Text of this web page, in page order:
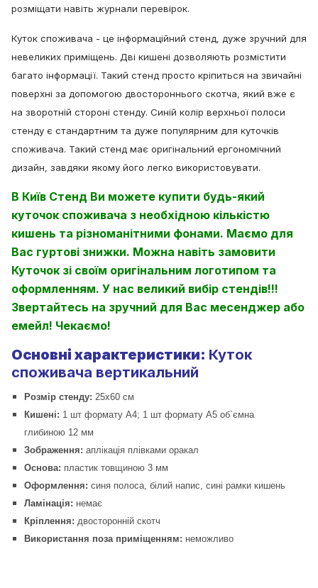
розміщати навіть журнали перевірок.
Куток споживача - це інформаційний стенд, дуже зручний для
невеликих приміщень. Дві кишені дозволяють розмістити
багато інформації. Такий стенд просто кріпиться на звичайні
поверхні за допомогою двостороннього скотча, який вже є
на зворотній стороні стенду. Синій колір верхньої полоси
стенду є стандартним та дуже популярним для куточків
споживача. Такий стенд має оригінальний ергономічний
дизайн, завдяки якому його легко використовувати.
В Київ Стенд Ви можете купити будь-який
куточок споживача з необхідною кількістю
кишень та різноманітними фонами. Маємо для
Вас гуртові знижки. Можна навіть замовити
Куточок зі своїм оригінальним логотипом та
оформленням. У нас великий вибір стендів!!!
Звертайтесь на зручний для Вас месенджер або
емейл! Чекаємо!
Основні характеристики: Куток
споживача вертикальний
Розмір стенду: 25х60 см
Кишені: 1 шт формату А4; 1 шт формату А5 об`ємна
глибиною 12 мм
Зображення: аплікація плівками оракал
Основа: пластик товщиною 3 мм
Оформлення: синя полоса, білий напис, сині рамки кишень
Ламінація: немає
Кріплення: двосторонній скотч
Використання поза приміщенням: неможливо